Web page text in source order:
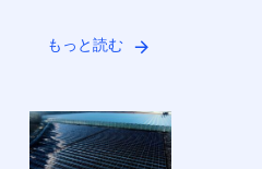
もっと読む